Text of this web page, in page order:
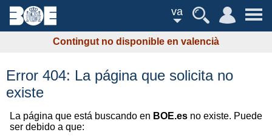
va
Contingut no disponible en valencià
Error 404: La página que solicita no
existe
La página que está buscando en BOE.es no existe. Puede
ser debido a que: